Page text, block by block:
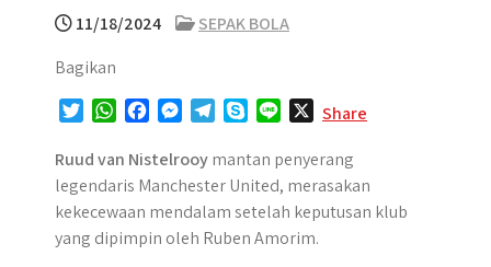
11/18/2024
SEPAK BOLA
Bagikan
i
t
t
e
r
W
a
t
s
A
c
e
b
o
s
s
e
n
l
e
g
r
y
p
e
n
e
Share
Ruud van Nistelrooymantan penyerang
legendaris Manchester United, merasakan
kekecewaan mendalam setelah keputusan klub
yang dipimpin oleh Ruben Amorim.​